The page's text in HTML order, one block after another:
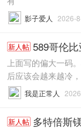
影子爱人 2026-
新人帖 589哥伦
上面写的偏大一码
后应该会越来越冷
我是正常人
新人帖 多特倍斯